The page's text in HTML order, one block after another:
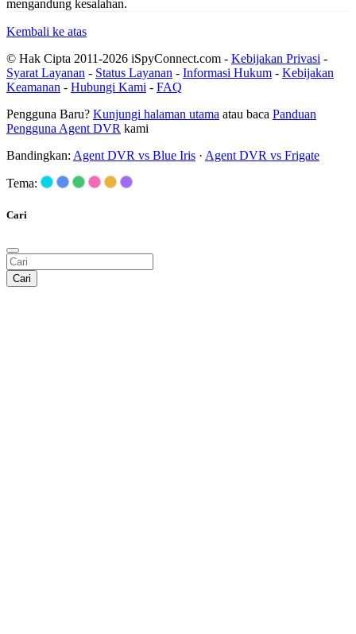
mengandung kesalahan.
Kembali ke atas
© Hak Cipta 2011-2026 iSpyConnect.com - Kebijakan Privasi -
Syarat Layanan - Status Layanan - Informasi Hukum - Kebijakan
Keamanan - Hubungi Kami - FAQ
Pengguna Baru? Kunjungi halaman utama atau baca Panduan
Pengguna Agent DVR kami
Bandingkan: Agent DVR vs Blue Iris · Agent DVR vs Frigate
Tema:
Cari
Cari